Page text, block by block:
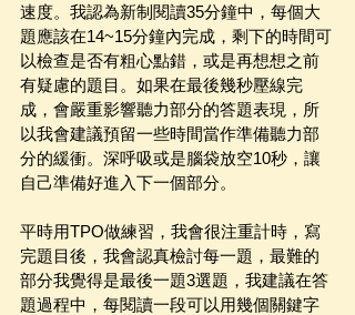
速度。我認為新制閱讀35分鐘中，每個大
題應該在14~15分鐘內完成，剩下的時間可
以檢查是否有粗心點錯，或是再想想之前
有疑慮的題目。如果在最後幾秒壓線完
成，會嚴重影響聽力部分的答題表現，所
以我會建議預留一些時間當作準備聽力部
分的緩衝。深呼吸或是腦袋放空10秒，讓
自己準備好進入下一個部分。
平時用TPO做練習，我會很注重計時，寫
完題目後，我會認真檢討每一題，最難的
部分我覺得是最後一題3選題，我建議在答
題過程中，每閱讀一段可以用幾個關鍵字